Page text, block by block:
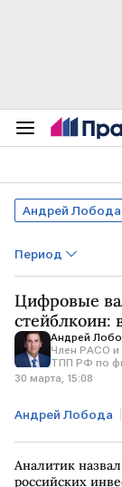
Андрей Лобода
Период
Цифровые
стейблкоин:
Андрей
Член РАСО и
ТПП РФ по
30 марта, 15:08
Андрей Лобода
Финансы
РФ
Аналитик
российских